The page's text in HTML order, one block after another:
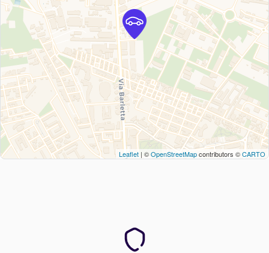
Leaflet | ©OpenStreetMapcontributors ©CARTO